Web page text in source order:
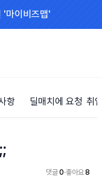
마이비즈맵'
항 딜매치에 요청 취
댓글0·좋아요8